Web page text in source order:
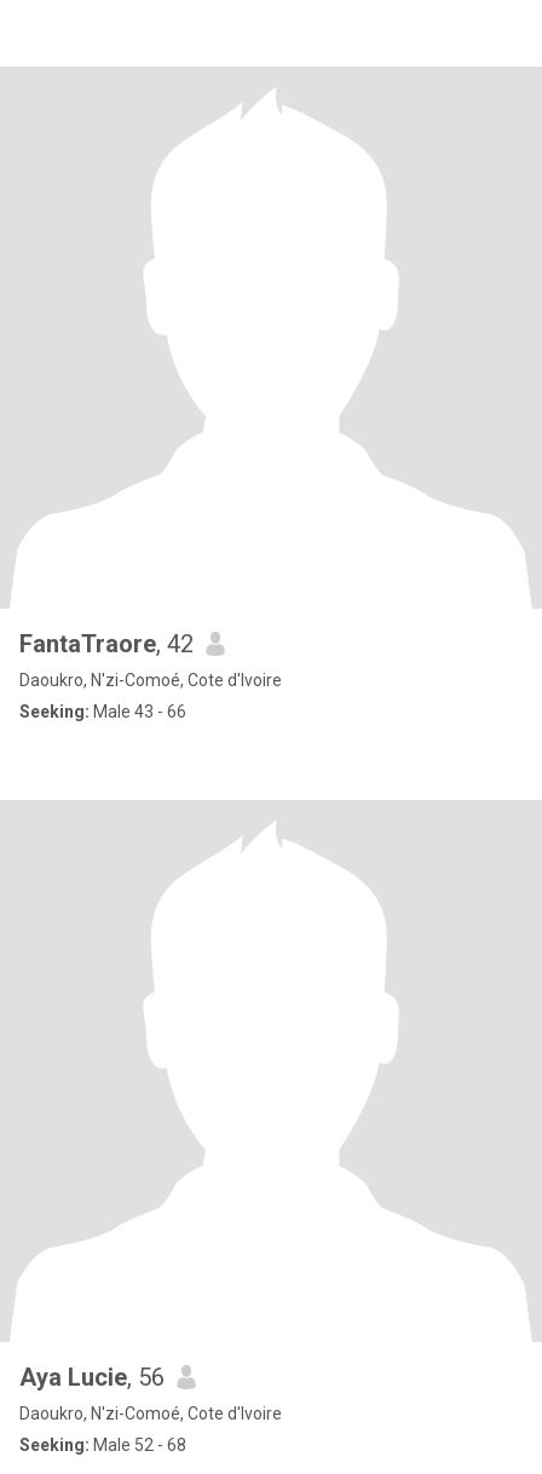
FantaTraore, 42
Daoukro, N'zi-Comoé, Cote d'Ivoire
Seeking: Male 43 - 66
Aya Lucie, 56
Daoukro, N'zi-Comoé, Cote d'Ivoire
Seeking: Male 52 - 68